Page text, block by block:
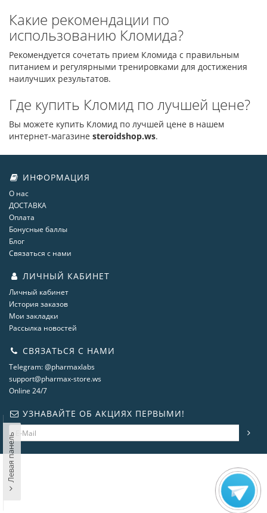
Какие рекомендации по
использованию Кломида?
Рекомендуется сочетать прием Кломида с правильным
питанием и регулярными тренировками для достижения
наилучших результатов.
Где купить Кломид по лучшей цене?
Вы можете купить Кломид по лучшей цене в нашем
интернет-магазине steroidshop.ws.
ИНФОРМАЦИЯ
О нас
ДОСТАВКА
Оплата
Бонусные баллы
Блог
Связаться с нами
ЛИЧНЫЙ КАБИНЕТ
Личный кабинет
История заказов
Мои закладки
Рассылка новостей
СВЯЗАТЬСЯ С НАМИ
Telegram: @pharmaxlabs
support@pharmax-store.ws
Online 24/7
УЗНАВАЙТЕ ОБ АКЦИЯХ ПЕРВЫМИ!
Левая панель